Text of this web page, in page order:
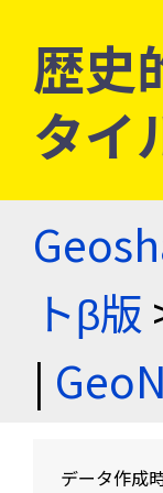
歴史
タイ
トβ版
|
データ作成